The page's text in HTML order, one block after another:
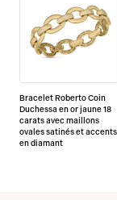
Bracelet Roberto Coin
Duchessa en or jaune 18
carats avec maillons
ovales satinés et accents
en diamant